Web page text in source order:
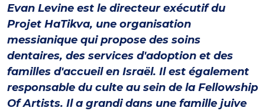
Evan Levine est le directeur exécutif du
Projet HaTikva, une organisation
messianique qui propose des soins
dentaires, des services d'adoption et des
familles d'accueil en Israël. Il est également
responsable du culte au sein de la Fellowship
Of Artists. Il a grandi dans une famille juive